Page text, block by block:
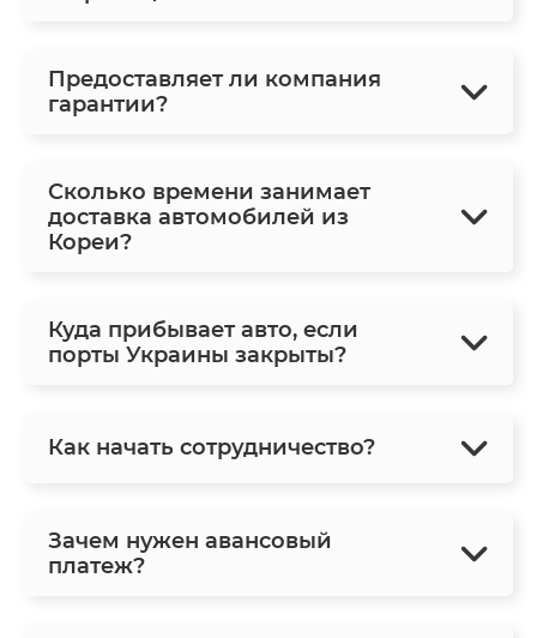
Предоставляет ли компания
гарантии?
Сколько времени занимает
доставка автомобилей из
Кореи?
Куда прибывает авто, если
порты Украины закрыты?
Как начать сотрудничество?
Зачем нужен авансовый
платеж?